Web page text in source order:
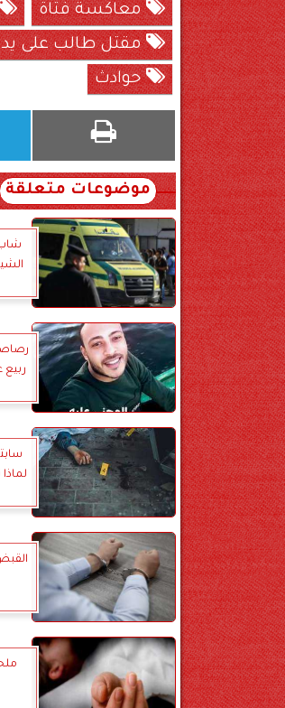
معاكسة فتاة
مقتل طالب على يد
حوادث
موضوعات متعلقة
ربيع